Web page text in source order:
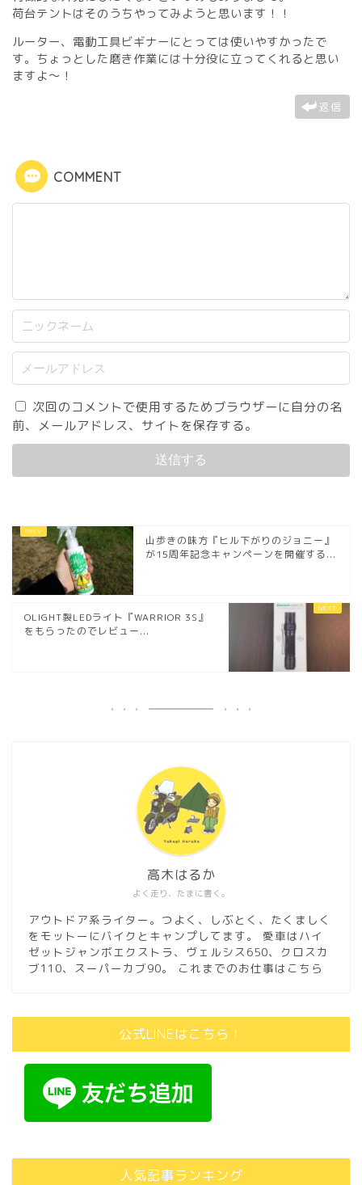
荷台テントはそのうちやってみようと思います！！
ルーター、電動工具ビギナーにとっては使いやすかったで
す。ちょっとした磨き作業には十分役に立ってくれると思い
ますよ～！
返信
COMMENT
次回のコメントで使用するためブラウザーに自分の名
前、メールアドレス、サイトを保存する。
山歩きの味方『ヒル下がりのジョニー』
が15周年記念キャンペーンを開催する...
OLIGHT製LEDライト『WARRIOR 3S』
をもらったのでレビュー...
よく走り、たまに書く。
高木はるか
アウトドア系ライター。つよく、しぶとく、たくましく
をモットーにバイクとキャンプしてます。 愛車はハイ
ゼットジャンボエクストラ、ヴェルシス650、クロスカ
ブ110、スーパーカブ90。
これまでのお仕事はこちら
公式LINEはこちら！
人気記事ランキング